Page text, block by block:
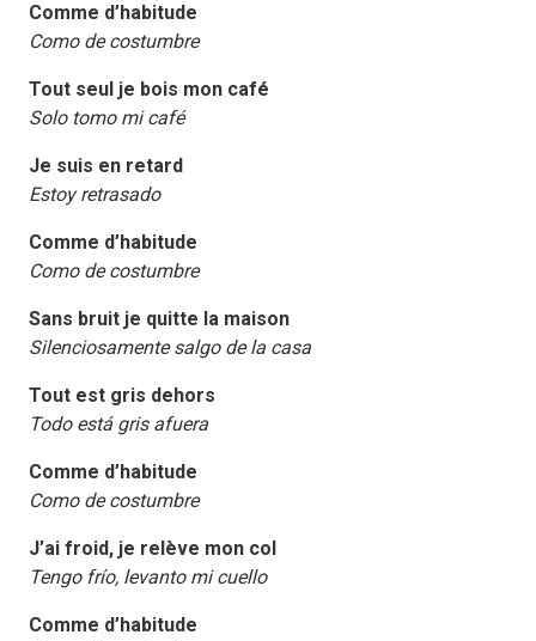
Comme d’habitude
Como de costumbre
Tout seul je bois mon café
Solo tomo mi café
Je suis en retard
Estoy retrasado
Comme d’habitude
Como de costumbre
Sans bruit je quitte la maison
Silenciosamente salgo de la casa
Tout est gris dehors
Todo está gris afuera
Comme d’habitude
Como de costumbre
J’ai froid, je relève mon col
Tengo frío, levanto mi cuello
Comme d’habitude